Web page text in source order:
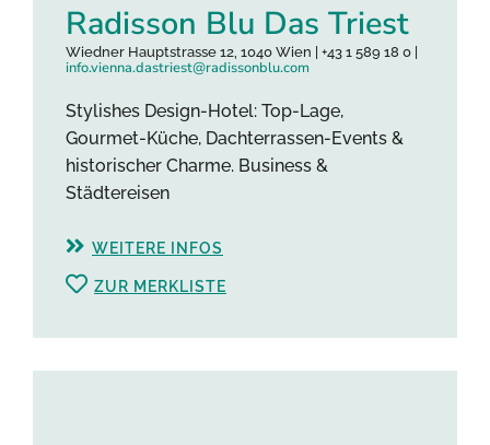
Radisson Blu Das Triest
Wiedner Hauptstrasse 12, 1040 Wien | +43 1 589 18 0 |
info.vienna.dastriest@radissonblu.com
Stylishes Design-Hotel: Top-Lage,
Gourmet-Küche, Dachterrassen-Events &
historischer Charme. Business &
Städtereisen
WEITERE INFOS
ZUR MERKLISTE